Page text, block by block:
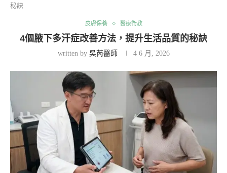
秘訣
皮膚保養 醫療衛教
4個腋下多汗症改善方法，提升生活品質的秘訣
written by 吳芮醫師 4 6 月, 2026